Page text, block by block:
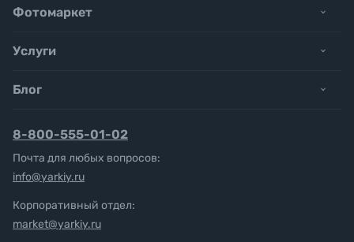
Фотомаркет
Услуги
Блог
8-800-555-01-02
Почта для любых вопросов:
info@yarkiy.ru
Корпоративный отдел:
market@yarkiy.ru